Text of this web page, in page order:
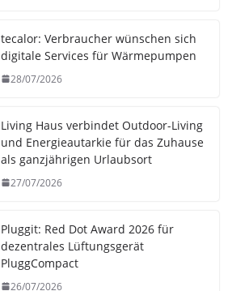
tecalor: Verbraucher wünschen sich
digitale Services für Wärmepumpen
28/07/2026
Living Haus verbindet Outdoor-Living
und Energieautarkie für das Zuhause
als ganzjährigen Urlaubsort
27/07/2026
Pluggit: Red Dot Award 2026 für
dezentrales Lüftungsgerät
PluggCompact
26/07/2026